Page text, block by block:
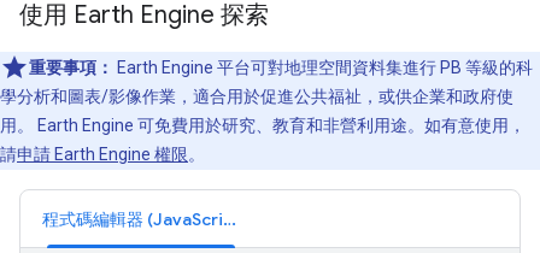
使用 Earth Engine 探索
重要事項：
Earth Engine 平台可對地理空間資料集進行 PB 等級的科
學分析和圖表/影像作業，適合用於促進公共福祉，或供企業和政府使
用。 Earth Engine 可免費用於研究、教育和非營利用途。如有意使用，
請申請 Earth Engine 權限。
程式碼編輯器 (JavaScript)